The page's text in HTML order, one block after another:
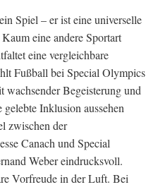
Spiel – er ist eine universelle
eine andere Sportart
eine vergleichbare
Fußball bei Special Olympics
wachsender Begeisterung und
Inklusion aussehen
zwischen der
Canach und Special
Weber eindrucksvoll.
Vorfreude in der Luft. Bei